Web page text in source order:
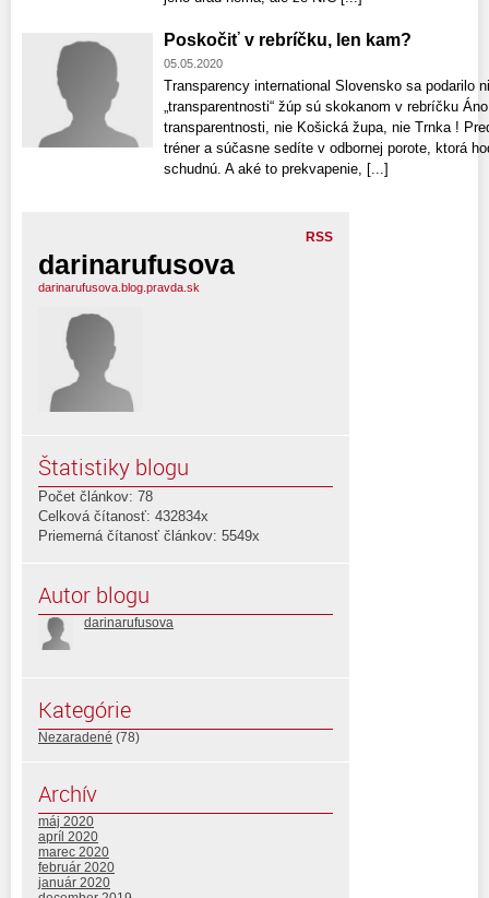
Poskočiť v rebríčku, len kam?
05.05.2020
Transparency international Slovensko sa podarilo
„transparentnosti“ žúp sú skokanom v rebríčku
transparentnosti, nie Košická župa, nie Trnka !
tréner a súčasne sedíte v odbornej porote, ktorá
schudnú. A aké to prekvapenie, [...]
RSS
darinarufusova
darinarufusova.blog.pravda.sk
Štatistiky blogu
Počet článkov: 78
Celková čítanosť: 432834x
Priemerná čítanosť článkov: 5549x
Autor blogu
darinarufusova
Kategórie
Nezaradené (78)
Archív
máj 2020
apríl 2020
marec 2020
február 2020
január 2020